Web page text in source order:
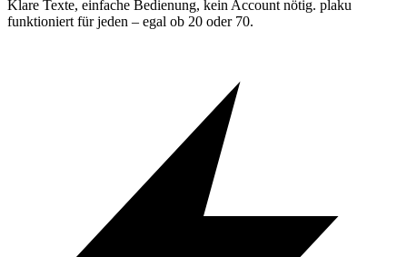
Klare Texte, einfache Bedienung, kein Account nötig. plaku
funktioniert für jeden – egal ob 20 oder 70.